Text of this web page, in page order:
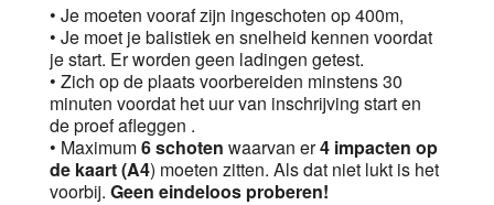
• Je moeten vooraf zijn ingeschoten op 400m,
• Je moet je balistiek en snelheid kennen voordat
je start. Er worden geen ladingen getest.
• Zich op de plaats voorbereiden minstens 30
minuten voordat het uur van inschrijving start en
de proef afleggen .
• Maximum6 schoten waarvan er4 impacten op
de kaart (A4) moeten zitten. Als dat niet lukt is het
voorbij. Geen eindeloos proberen!